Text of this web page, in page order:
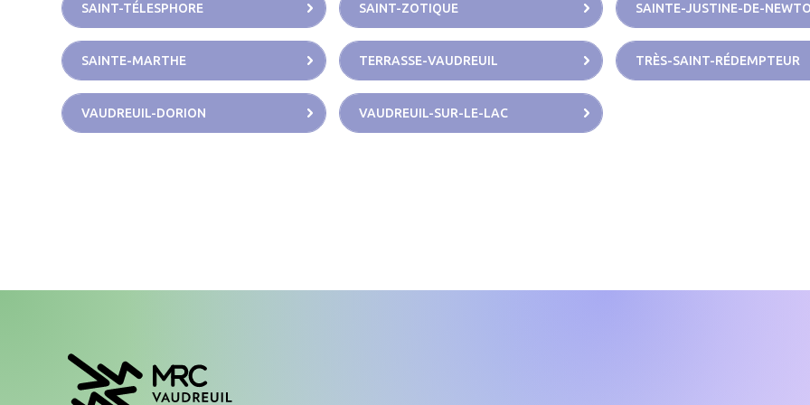
SAINT-TÉLESPHORE SAINT-ZOTIQUE SAINTE-JUSTINE-DE-
SAINTE-MARTHE TERRASSE-VAUDREUIL TRÈS-SAINT-RÉDEMPTEUR
VAUDREUIL-DORION VAUDREUIL-SUR-LE-LAC